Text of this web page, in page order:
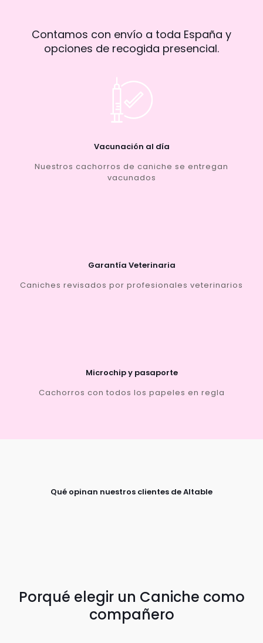
Contamos con envío a toda España y
opciones de recogida presencial.
Vacunación al día
Nuestros cachorros de caniche se entregan
vacunados
Garantía Veterinaria
Caniches revisados por profesionales veterinarios
Microchip y pasaporte
Cachorros con todos los papeles en regla
Qué opinan nuestros clientes de Altable
Porqué elegir un Caniche como
compañero